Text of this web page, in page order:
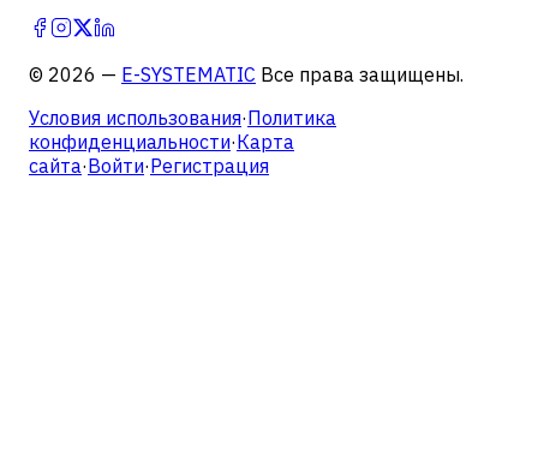
© 2026 — E-SYSTEMATIC Все права защищены.
Условия использования·Политика
конфиденциальности·Карта
сайта·Войти·Регистрация